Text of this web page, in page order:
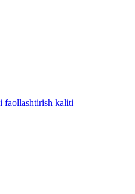
faollashtirish kaliti